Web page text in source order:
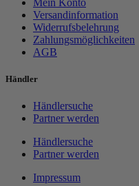
Versandinformation
Widerrufsbelehrung
Zahlungsmöglichkeiten
AGB
Händler
Händlersuche
Partner werden
Händlersuche
Partner werden
Impressum